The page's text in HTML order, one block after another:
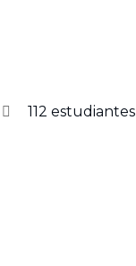
112 estudiantes